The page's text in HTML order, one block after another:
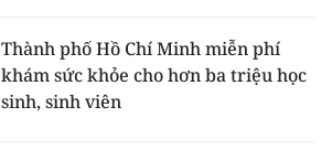
Thành phố Hồ Chí Minh miễn phí
khám sức khỏe cho hơn ba triệu học
sinh, sinh viên